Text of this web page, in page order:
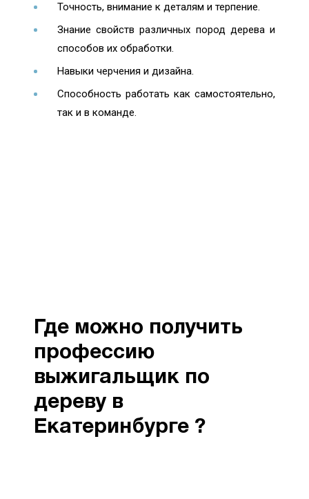
Точность, внимание к деталям и терпение.
Знание свойств различных пород дерева и
способов их обработки.
Навыки черчения и дизайна.
Способность работать как самостоятельно,
так и в команде.
Где можно получить
профессию
выжигальщик по
дереву в
Екатеринбурге ?